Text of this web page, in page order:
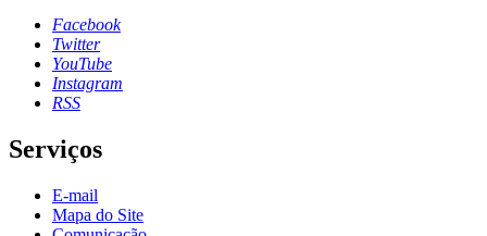
Facebook
Twitter
YouTube
Instagram
RSS
Serviços
E-mail
Mapa do Site